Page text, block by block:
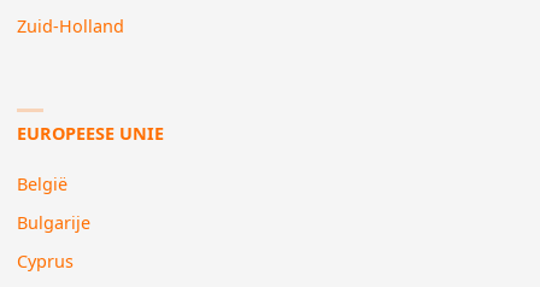
Zuid-Holland
EUROPEESE UNIE
België
Bulgarije
Cyprus